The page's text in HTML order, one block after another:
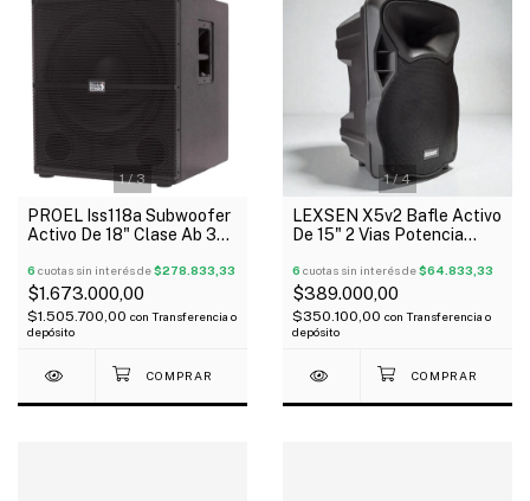
1/3
PROEL Iss118a Subwoofer
Activo De 18" Clase Ab 350
6 cuotas sin interés de$278.833,33
$1.673.000,00
$1.505.700,00 con Transferencia o
depósito
1/4
LEXSEN X5v2 Bafle Activo
De 15" 2 Vias Potencia
6 cuotas sin interés de$64.833,33
$389.000,00
$350.100,00 con Transferencia o
depósito